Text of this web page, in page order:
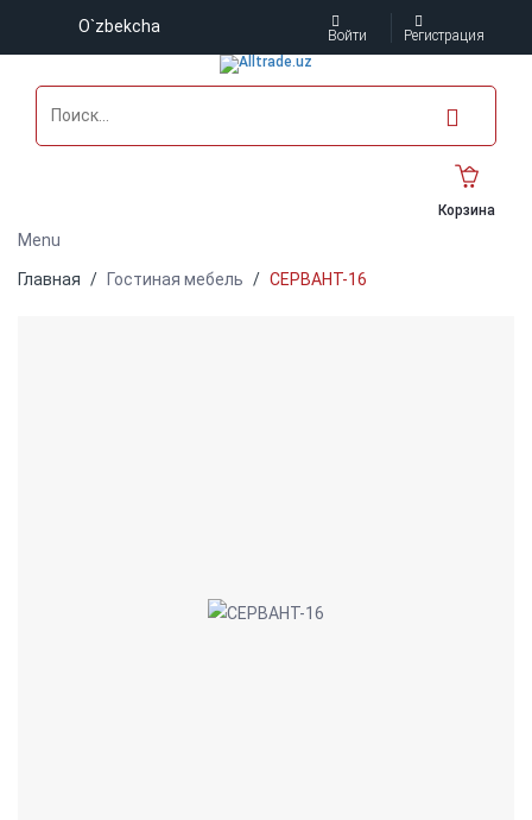
O`zbekcha
Войти Регистрация
Корзина
Menu
Главная Гостиная мебель СЕРВАНТ-16